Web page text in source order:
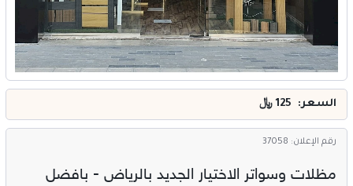
السعر: 125 ﷼
رقم الإعلان: 37058
مظلات وسواتر الاختيار الجديد بالرياض - بافضل